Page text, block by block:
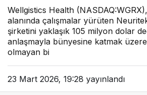
Wellgistics Health
alanında çalışmalar yürüten
şirketini yaklaşık 105 milyon dolar
anlaşmayla bünyesine katmak üzere
olmayan bi
23 Mart 2026, 19:28 yayınlandı